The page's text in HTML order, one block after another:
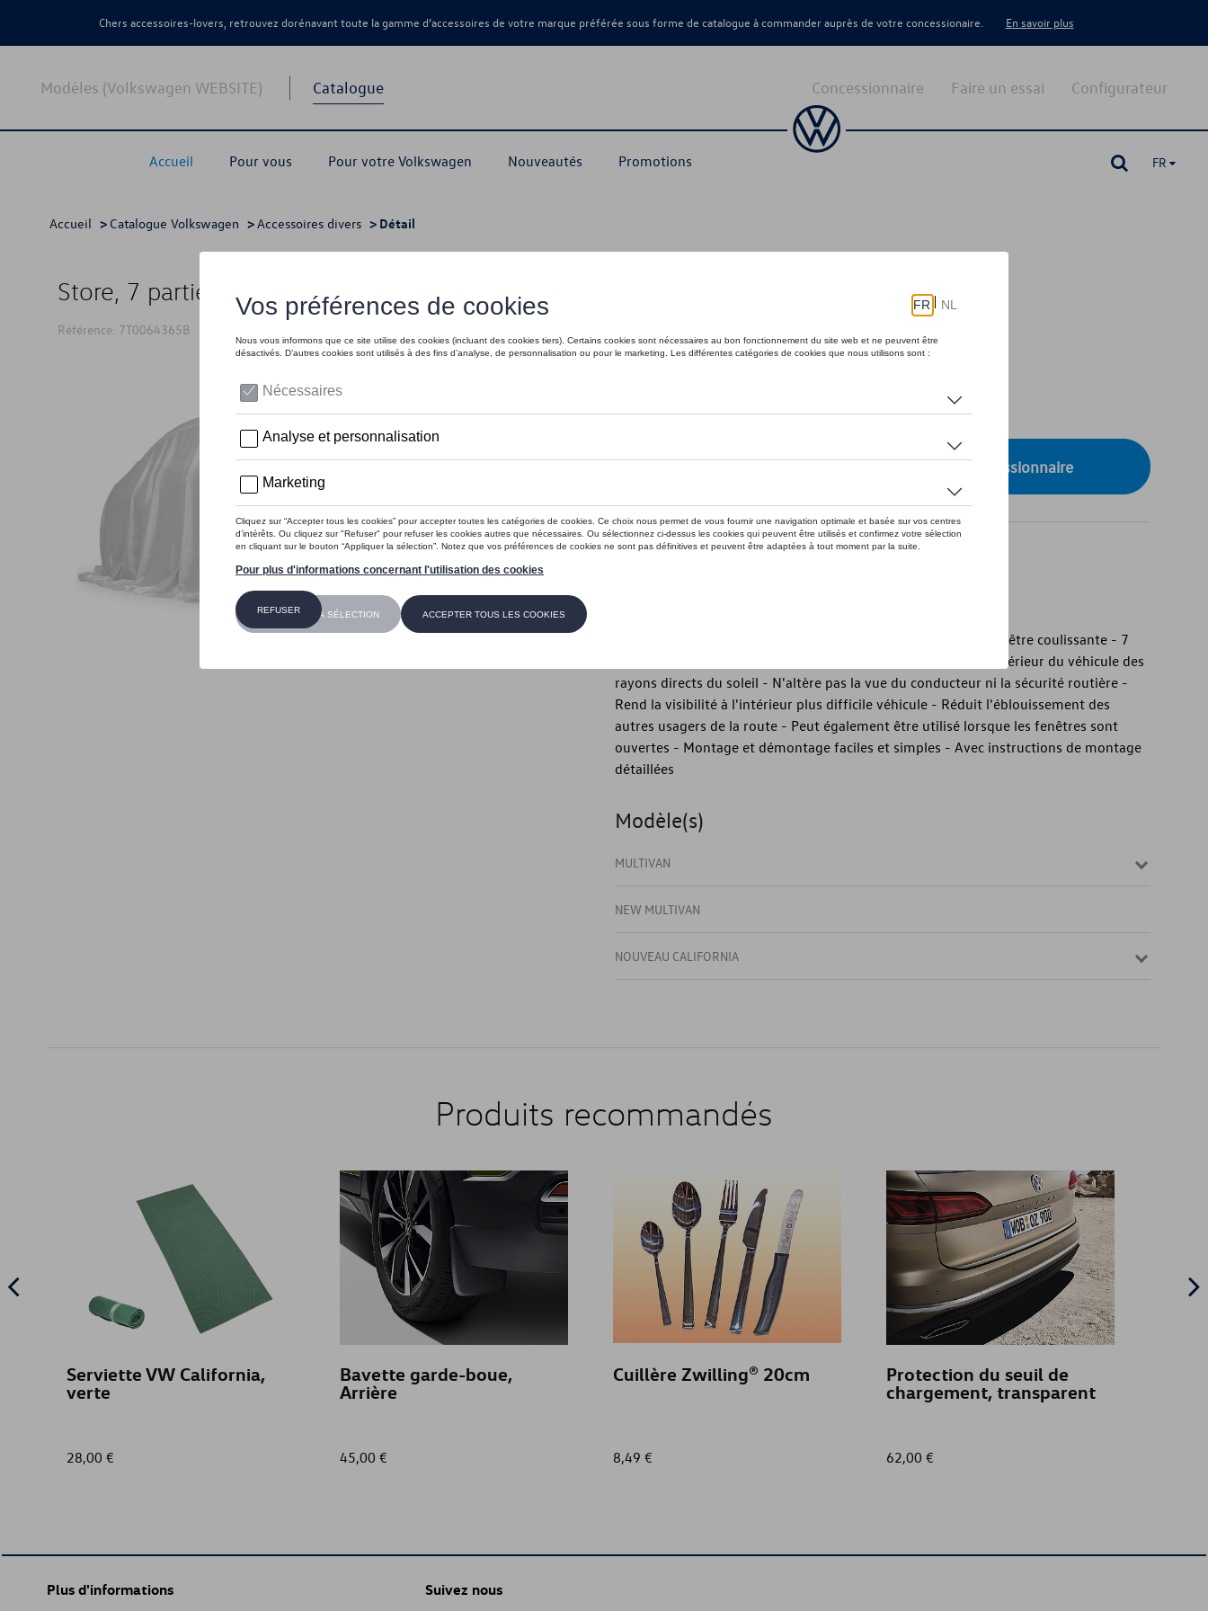
Chers accessoires-lovers, retrouvez dorénavant toute la gamme d’accessoires de votre marque préférée sous forme de catalogue à commander auprès de votre concessionaire. En savoir plus
Modèles (Volkswagen WEBSITE) Catalogue
Accueil Pour vous Pour votre Volkswagen Nouveautés Promotions
Configurateur
Faire un essai
Concessionnaire
FR
Accueil > Catalogue Volkswagen >Accessoires divers > Détail
Store, 7 parties, véhicules avec porte-à-faux court et vitre coulissante
Référence: 7T0064365B
Ce produit n'est actuellement pas de stock
Vérifiez la disponibilité auprès de votre concessionnaire
Introduction
- Store pare-soleil Volkswagen d'origine - pour T7, L1, avec fenêtre coulissante - 7
pièces - S'adapte parfaitement aux vitres arrière - Protège l'intérieur du véhicule des
rayons directs du soleil - N'altère pas la vue du conducteur ni la sécurité routière -
Rend la visibilité à l'intérieur plus difficile véhicule - Réduit l'éblouissement des
autres usagers de la route - Peut également être utilisé lorsque les fenêtres sont
ouvertes - Montage et démontage faciles et simples - Avec instructions de montage
détaillées
Modèle(s)
MULTIVAN
NEW MULTIVAN
NOUVEAU CALIFORNIA
Produits recommandés
Serviette VW California,
verte
28,00 €
Bavette garde-boue,
Arrière
45,00 €
Cuillère Zwilling® 20cm
8,49 €
Protection du seuil de
chargement, transparent
62,00 €
Plus d'informations Suivez nous